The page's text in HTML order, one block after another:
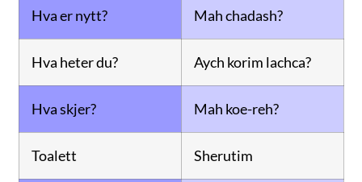
Hva er nytt? Mah chadash?
Hva heter du? Aych korim lachca?
Hva skjer? Mah koe-reh?
Toalett Sherutim